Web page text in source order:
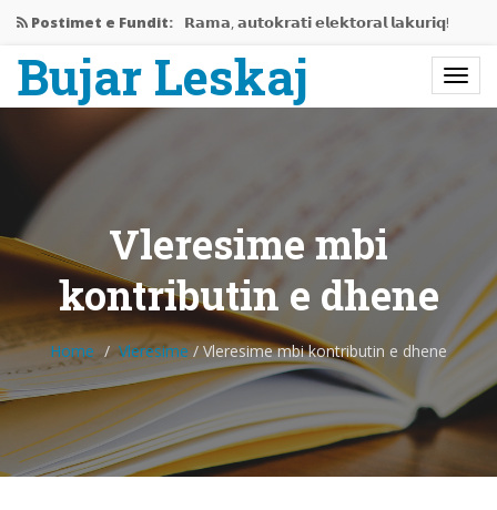
Postimet e Fundit: 𝗥𝗮𝗺𝗮, 𝗮𝘂𝘁𝗼𝗸𝗿𝗮𝘁𝗶 𝗲𝗹𝗲𝗸𝘁𝗼𝗿𝗮𝗹 𝗹𝗮𝗸𝘂𝗿𝗶𝗾!
Jemi në mes të krizës…
Rama gati të përjashtojë Shqipërinë…
Bashkëbisedim me Bujar Leskaj
Bujar Leskaj
Vleresime mbi
kontributin e dhene
Home Vleresime /Vleresime mbi kontributin e dhene